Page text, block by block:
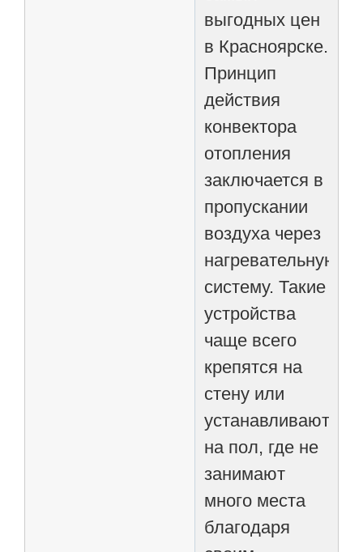
выгодных цен
в Красноярске.
Принцип
действия
конвектора
отопления
заключается в
пропускании
воздуха через
нагревательную
систему. Такие
устройства
чаще всего
крепятся на
стену или
устанавливаются
на пол, где не
занимают
много места
благодаря